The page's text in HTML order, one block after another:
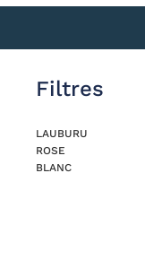
Filtres
LAUBURU
ROSE
BLANC